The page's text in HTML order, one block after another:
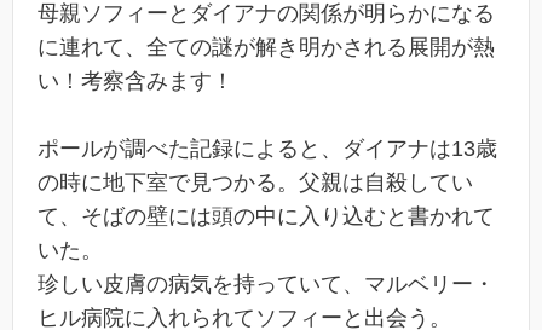
母親ソフィーとダイアナの関係が明らかになる
に連れて、全ての謎が解き明かされる展開が熱
い！考察含みます！
ポールが調べた記録によると、ダイアナは13歳
の時に地下室で見つかる。父親は自殺してい
て、そばの壁には頭の中に入り込むと書かれて
いた。
珍しい皮膚の病気を持っていて、マルベリー・
ヒル病院に入れられてソフィーと出会う。